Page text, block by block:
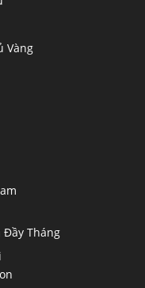
Vàng
Đầy Tháng